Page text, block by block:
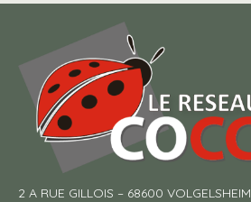
2 A RUE GILLOIS – 68600 VOLGELSHEIM